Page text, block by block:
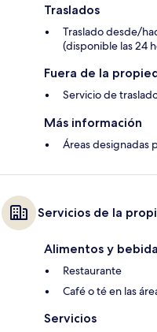
Traslados
Traslado desde/
(disponible las 24
Fuera de la
Servicio de
Más información
Áreas designadas
Servicios de la
Alimentos y
Restaurante
Café o té en las
Servicios